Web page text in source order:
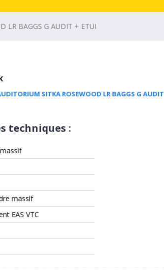
LR BAGGS G AUDIT + ETUI
SITKA ROSEWOOD LR BAGGS G
techniques :
massif
EAS VTC